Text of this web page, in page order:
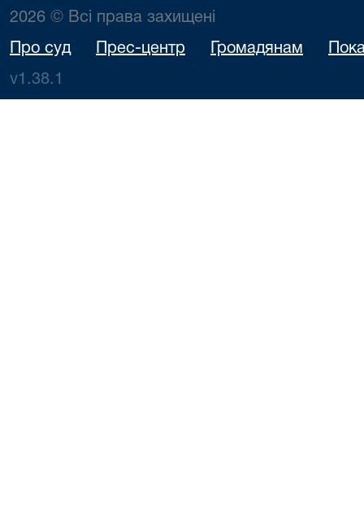
2026 © Всі права захищені
Про суд Прес-центр Громадянам
v1.38.1